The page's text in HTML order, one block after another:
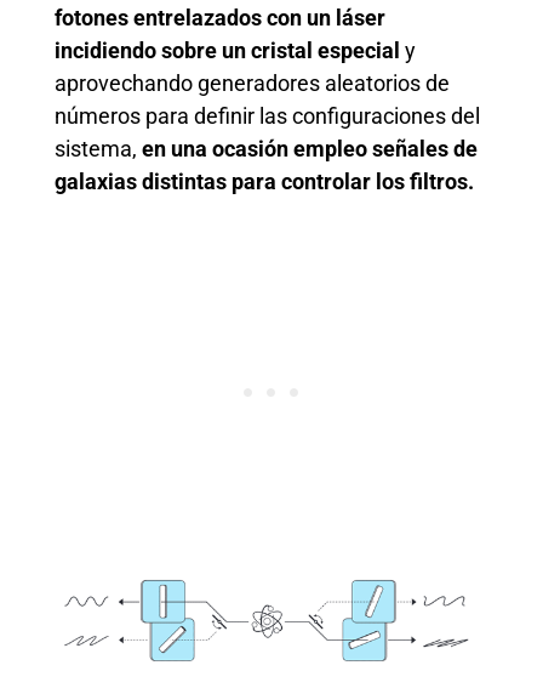
fotones entrelazados con un láser
incidiendo sobre un cristal especial y
aprovechando generadores aleatorios de
números para definir las configuraciones del
sistema, en una ocasión empleo señales de
galaxias distintas para controlar los filtros.